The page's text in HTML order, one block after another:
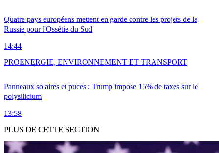
Quatre pays européens mettent en garde contre les projets de la
Russie pour l'Ossétie du Sud
14:44
Panneaux solaires et puces : Trump impose 15% de taxes sur le
polysilicium
13:58
PROENERGIE, ENVIRONNEMENT ET TRANSPORT
PLUS DE CETTE SECTION